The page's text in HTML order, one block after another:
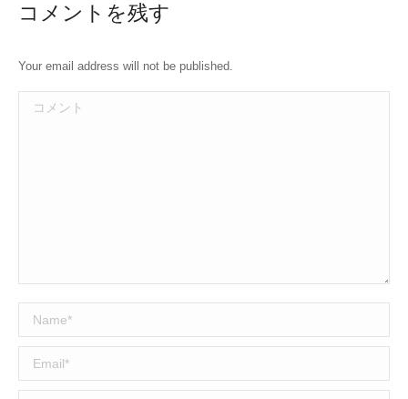
コメントを残す
Your email address will not be published.
コメント
Name *
Email *